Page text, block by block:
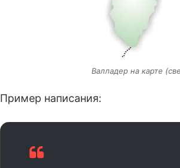
Валладер на карте
Пример написания: